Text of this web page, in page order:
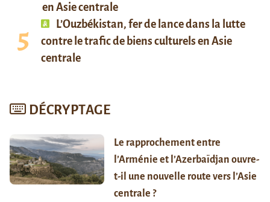
en Asie centrale
L’Ouzbékistan, fer de lance dans la lutte
contre le trafic de biens culturels en Asie
centrale
DÉCRYPTAGE
Le rapprochement entre
l’Arménie et l’Azerbaïdjan ouvre-
t-il une nouvelle route vers l’Asie
centrale ?